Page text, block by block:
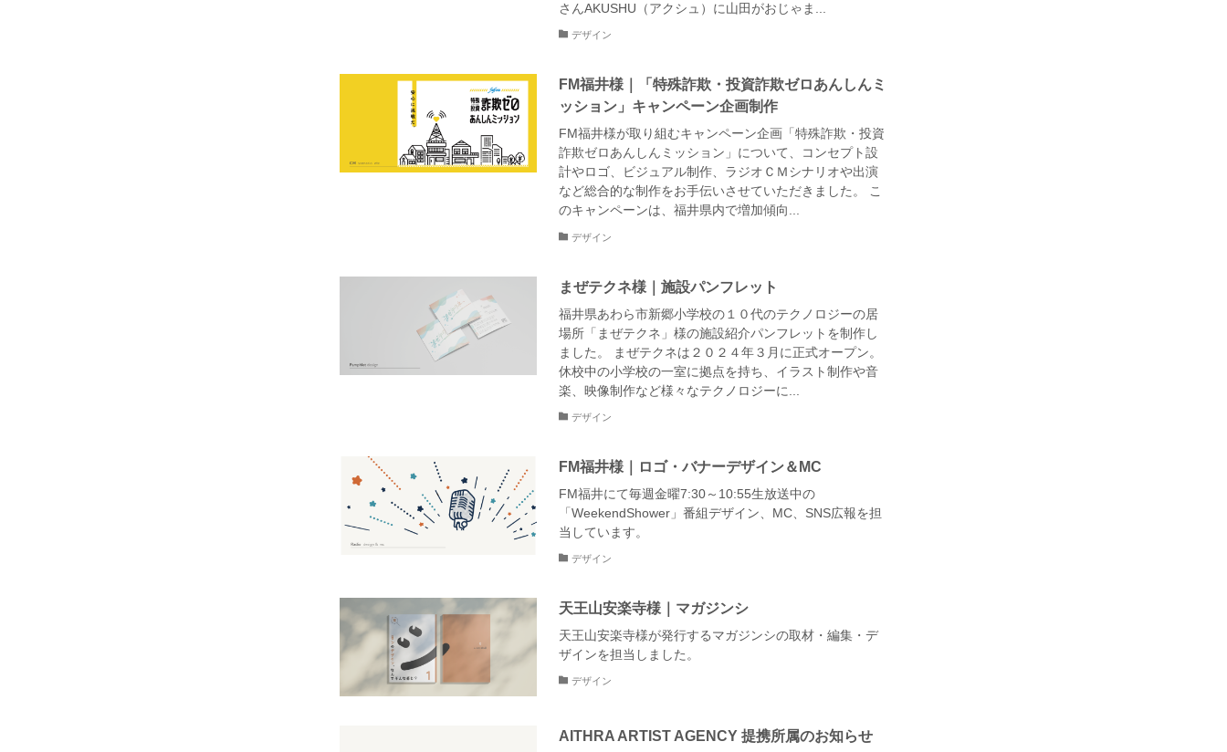
さんAKUSHU（アクシュ）に山田がおじゃま...
デザイン
FM福井様｜「特殊詐欺・投資詐欺ゼロあんしんミ
ッション」キャンペーン企画制作
FM福井様が取り組むキャンペーン企画「特殊詐欺・投資
詐欺ゼロあんしんミッション」について、コンセプト設
計やロゴ、ビジュアル制作、ラジオＣＭシナリオや出演
など総合的な制作をお手伝いさせていただきました。 こ
のキャンペーンは、福井県内で増加傾向...
デザイン
まぜテクネ様｜施設パンフレット
福井県あわら市新郷小学校の１０代のテクノロジーの居
場所「まぜテクネ」様の施設紹介パンフレットを制作し
ました。 まぜテクネは２０２４年３月に正式オープン。
休校中の小学校の一室に拠点を持ち、イラスト制作や音
楽、映像制作など様々なテクノロジーに...
デザイン
FM福井様｜ロゴ・バナーデザイン＆MC
FM福井にて毎週金曜7:30～10:55生放送中の
「WeekendShower」番組デザイン、MC、SNS広報を担
当しています。
デザイン
天王山安楽寺様｜マガジンシ
天王山安楽寺様が発行するマガジンシの取材・編集・デ
ザインを担当しました。
デザイン
AITHRA ARTIST AGENCY 提携所属のお知らせ